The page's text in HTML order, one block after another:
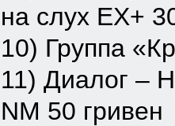
на слух EX+
10) Группа
11) Диалог –
NM 50 гривен